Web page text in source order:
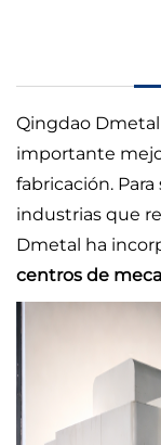
Qingdao
importante
fabricación.
industrias que
Dmetal ha
centros de